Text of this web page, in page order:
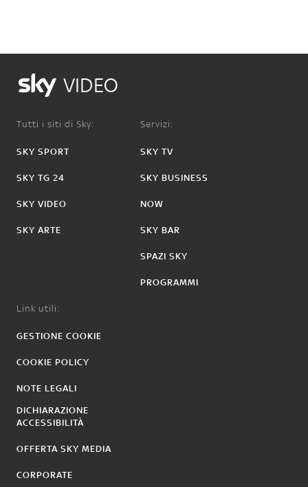
VIDEO
Tutti i siti di Sky:
SKY SPORT
SKY TG 24
SKY VIDEO
SKY ARTE
Servizi:
SKY TV
SKY BUSINESS
NOW
SKY BAR
SPAZI SKY
PROGRAMMI
Link utili:
GESTIONE COOKIE
COOKIE POLICY
NOTE LEGALI
DICHIARAZIONE
ACCESSIBILITÀ
OFFERTA SKY MEDIA
CORPORATE